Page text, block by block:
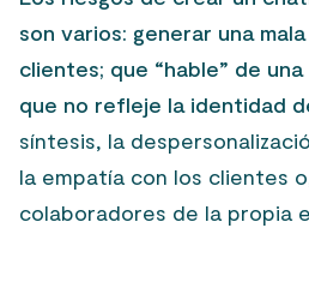
son varios: generar una
clientes; que “hable” de
que no refleje la identidad
síntesis, la
la empatía con los clientes
colaboradores de la propia